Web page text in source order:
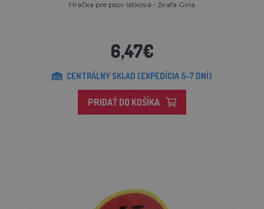
Hračka pre psov látková - žirafa Gina
6,47€
CENTRÁLNY SKLAD (EXPEDÍCIA 5-7 DNÍ)
PRIDAŤ DO KOŠÍKA